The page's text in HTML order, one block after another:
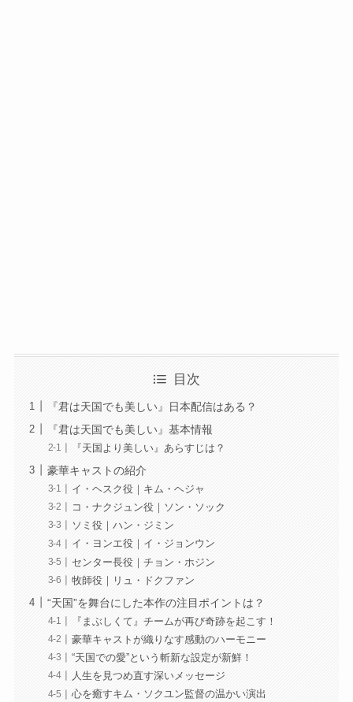
目次
『君は天国でも美しい』日本配信はある？
『君は天国でも美しい』基本情報
『天国より美しい』あらすじは？
豪華キャストの紹介
イ・ヘスク役｜キム・ヘジャ
コ・ナクジュン役｜ソン・ソック
ソミ役｜ハン・ジミン
イ・ヨンエ役｜イ・ジョンウン
センター長役｜チョン・ホジン
牧師役｜リュ・ドクファン
“天国”を舞台にした本作の注目ポイントは？
『まぶしくて』チームが再び奇跡を起こす！
豪華キャストが織りなす感動のハーモニー
“天国での愛”という斬新な設定が新鮮！
人生を見つめ直す深いメッセージ
心を癒すキム・ソクユン監督の温かい演出